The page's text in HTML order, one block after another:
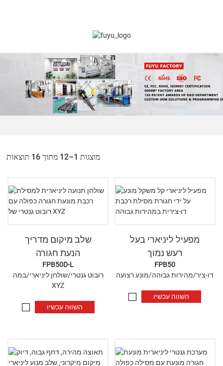
מוצגות 1–12 מתוך 16 תוצאות
שלב מיקום מדריך
הנעת חגורה
FPB50D-L
רובוט גנטרי/שולחן ליניארי/במה
XYZ
השווה עכשיו
מפעיל ליניארי בעל
רעש נמוך
FPB50
דו-ציר/מהירות גבוהה/מונע רצועה
השווה עכשיו